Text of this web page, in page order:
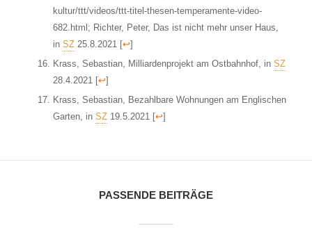
kultur/ttt/videos/ttt-titel-thesen-temperamente-video-
682.html; Richter, Peter, Das ist nicht mehr unser Haus,
in SZ25.8.2021[↩]
Krass, Sebastian, Milliardenprojekt am Ostbahnhof, in SZ
28.4.2021[↩]
Krass, Sebastian, Bezahlbare Wohnungen am Englischen
Garten, in SZ19.5.2021[↩]
PASSENDE BEITRÄGE